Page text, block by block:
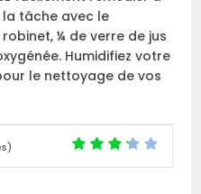
tâche avec le
¼ de verre de jus
Humidifiez votre
le nettoyage de vos